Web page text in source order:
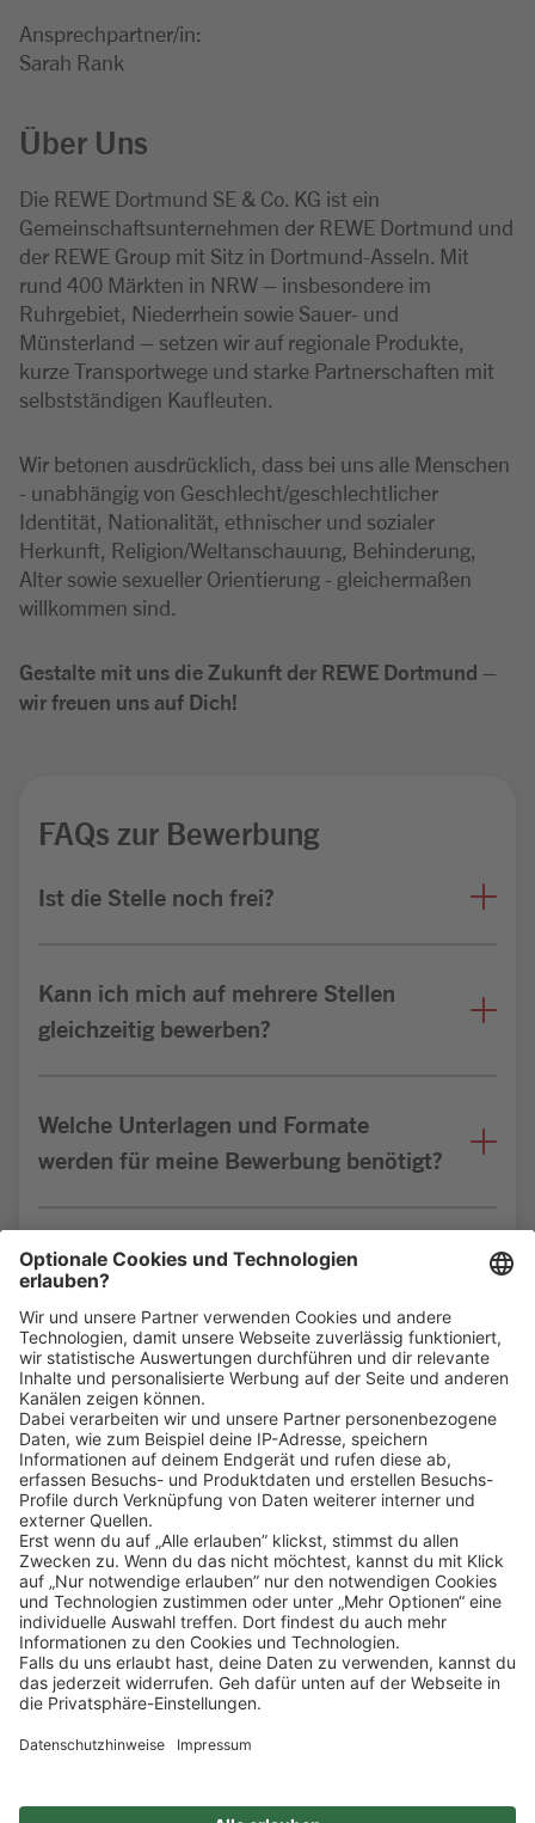
Ansprechpartner/in:
Sarah Rank
Über Uns
Die REWE Dortmund SE & Co. KG ist ein
Gemeinschaftsunternehmen der REWE Dortmund und
der REWE Group mit Sitz in Dortmund-Asseln. Mit
rund 400 Märkten in NRW – insbesondere im
Ruhrgebiet, Niederrhein sowie Sauer- und
Münsterland – setzen wir auf regionale Produkte,
kurze Transportwege und starke Partnerschaften mit
selbstständigen Kaufleuten.
Wir betonen ausdrücklich, dass bei uns alle Menschen
- unabhängig von Geschlecht/geschlechtlicher
Identität, Nationalität, ethnischer und sozialer
Herkunft, Religion/Weltanschauung, Behinderung,
Alter sowie sexueller Orientierung - gleichermaßen
willkommen sind.
Gestalte mit uns die Zukunft der REWE Dortmund –
wir freuen uns auf Dich!
FAQs zur Bewerbung
Ist die Stelle noch frei?
Kann ich mich auf mehrere Stellen
gleichzeitig bewerben?
Welche Unterlagen und Formate
werden für meine Bewerbung benötigt?
Bin ich für die Stelle geeignet?
Klickehier, um alle offenen Jobs zu sehen.
Impressum Datenschutz
Privatsphäre-Einstellungen
FAQ
Veranstaltungen
Sitemap